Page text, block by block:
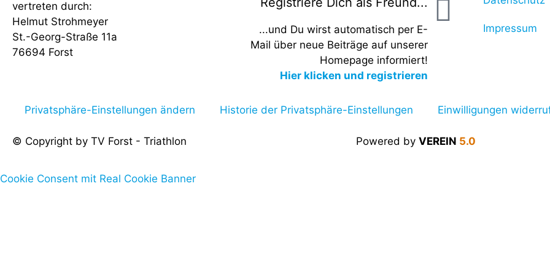
vertreten durch:
Helmut Strohmeyer
St.-Georg-Straße 11a
76694 Forst
...und Du wirst automatisch per E-
Mail über neue Beiträge auf unserer
Homepage informiert!
Hier klicken und registrieren
Impressum
Privatsphäre-Einstellungen ändern Historie der Privatsphäre-Einstellungen Einwilligungen
© Copyright by TV Forst - Triathlon Powered by VEREIN 5.0
Cookie Consent mit Real Cookie Banner